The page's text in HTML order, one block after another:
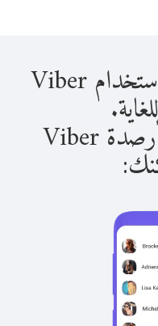
الاتصال على فيتنام باستخدام Viber
بمجرد حصولك على أرصدة Viber